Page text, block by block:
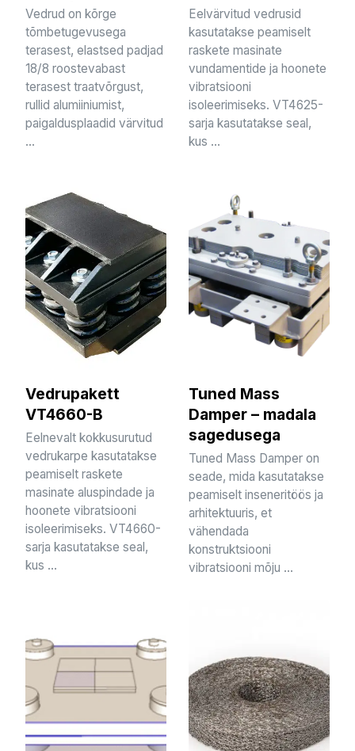
Vedrud on kõrge
tõmbetugevusega
terasest, elastsed padjad
18/8 roostevabast
terasest traatvõrgust,
rullid alumiiniumist,
paigaldusplaadid värvitud
...
Eelvärvitud vedrusid
kasutatakse peamiselt
raskete masinate
vundamentide ja hoonete
vibratsiooni
isoleerimiseks. VT4625-
sarja kasutatakse seal,
kus ...
Vedrupakett
VT4660-B
Eelnevalt kokkusurutud
vedrukarpe kasutatakse
peamiselt raskete
masinate aluspindade ja
hoonete vibratsiooni
isoleerimiseks. VT4660-
sarja kasutatakse seal,
kus ...
Tuned Mass
Damper – madala
sagedusega
Tuned Mass Damper on
seade, mida kasutatakse
peamiselt inseneritöös ja
arhitektuuris, et
vähendada
konstruktsiooni
vibratsiooni mõju ...